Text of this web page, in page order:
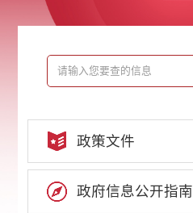
政策文件
政府信息公开指南